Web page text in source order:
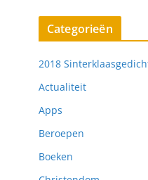
Categorieën
2018
Actualiteit
Apps
Beroepen
Boeken